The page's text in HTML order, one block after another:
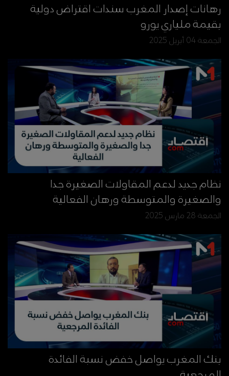
رهانات إصدار المغرب سندات اقتراض دولية
بقيمة ملياري يورو
الجمعة 04 أبريل 2025
نظام جديد لدعم المقاولات الصغيرة جدا
والصغيرة والمتوسطة ورهان الفعالية
الجمعة 28 مارس 2025
بنك المغرب يواصل خفض نسبة الفائدة